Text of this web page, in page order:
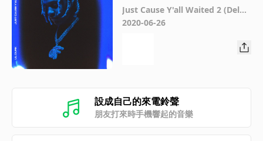
Just Cause Y'all Waited 2 (Delux
e)
2020-06-26
設成自己的來電鈴聲
朋友打來時手機響起的音樂